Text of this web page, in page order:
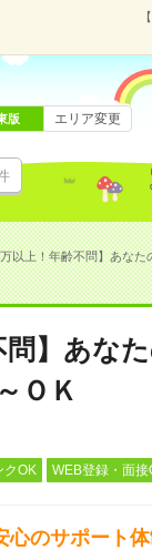
版 エリア変更
以上！年齢不問】あなた
問】あな
ＯＫ
クOK WEB登録・面接
心のサポート